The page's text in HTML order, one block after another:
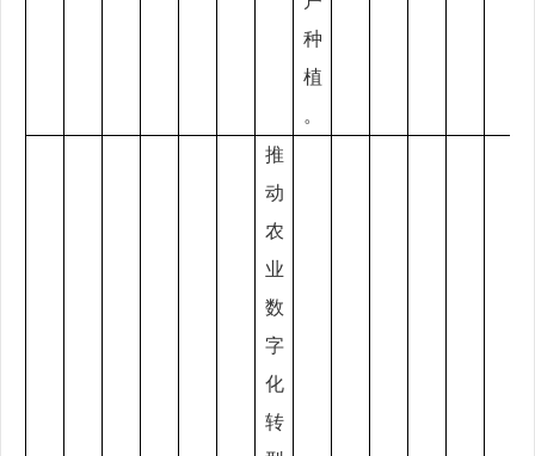
种
植
。
推
动
农
业
数
字
化
转